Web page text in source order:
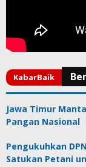
Jawa Timur
Pangan Nasional
Pengukuhkan
Satukan Petani